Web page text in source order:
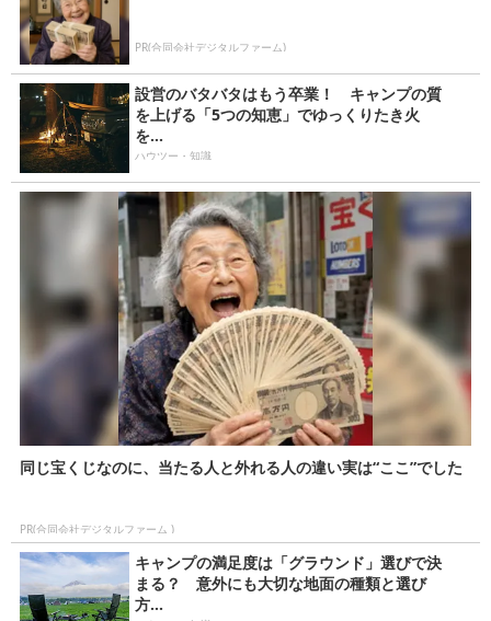
PR(合同会社デジタルファーム)
設営のバタバタはもう卒業！ キャンプの質
を上げる「5つの知恵」でゆっくりたき火
を...
ハウツー・知識
同じ宝くじなのに、当たる人と外れる人の違い実は“ここ”でした
PR(合同会社デジタルファーム )
キャンプの満足度は「グラウンド」選びで決
まる？ 意外にも大切な地面の種類と選び
方...